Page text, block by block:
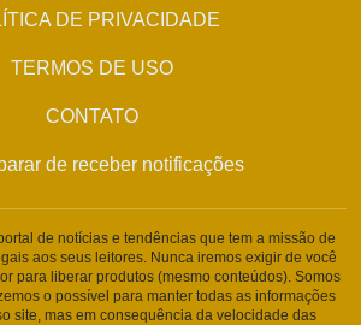
DE PRIVACIDADE
TERMOS DE USO
CONTATO
de receber notificações
de notícias e tendências que tem a missão de
aos seus leitores. Nunca iremos exigir de você
para liberar produtos (mesmo conteúdos). Somos
o possível para manter todas as informações
site, mas em consequência da velocidade das